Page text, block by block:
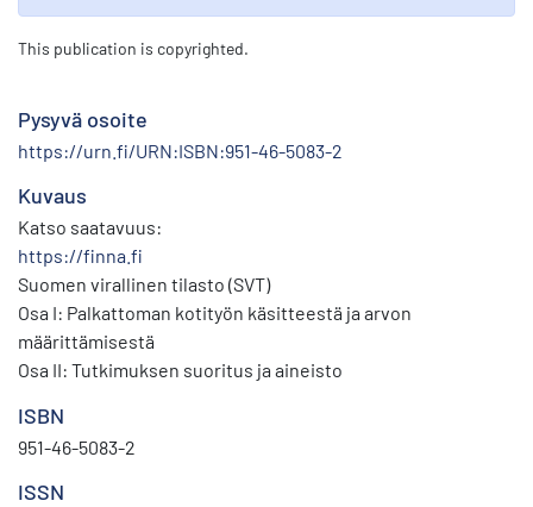
This publication is copyrighted.
Pysyvä osoite
https://urn.fi/URN:ISBN:951-46-5083-2
Kuvaus
Katso saatavuus:
https://finna.fi
Suomen virallinen tilasto (SVT)
Osa I: Palkattoman kotityön käsitteestä ja arvon
määrittämisestä
Osa II: Tutkimuksen suoritus ja aineisto
ISBN
951-46-5083-2
ISSN